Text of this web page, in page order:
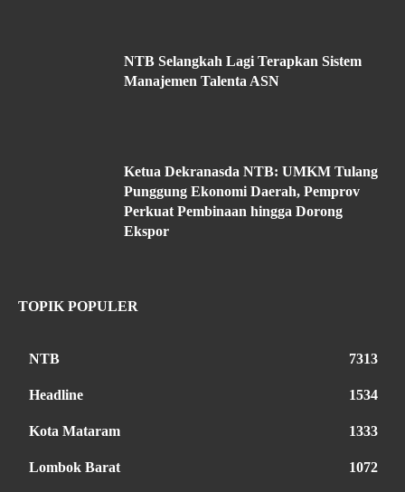
NTB Selangkah Lagi Terapkan Sistem
Manajemen Talenta ASN
Ketua Dekranasda NTB: UMKM Tulang
Punggung Ekonomi Daerah, Pemprov
Perkuat Pembinaan hingga Dorong
Ekspor
TOPIK POPULER
NTB 7313
Headline 1534
Kota Mataram 1333
Lombok Barat 1072